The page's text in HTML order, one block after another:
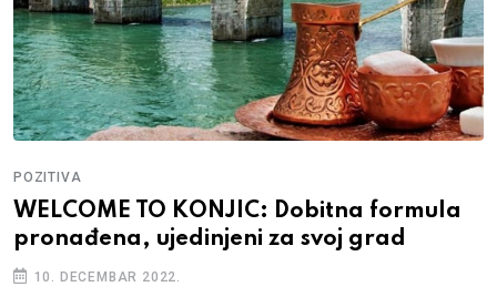
POZITIVA
WELCOME TO KONJIC: Dobitna formula
pronađena, ujedinjeni za svoj grad
10. DECEMBAR 2022.